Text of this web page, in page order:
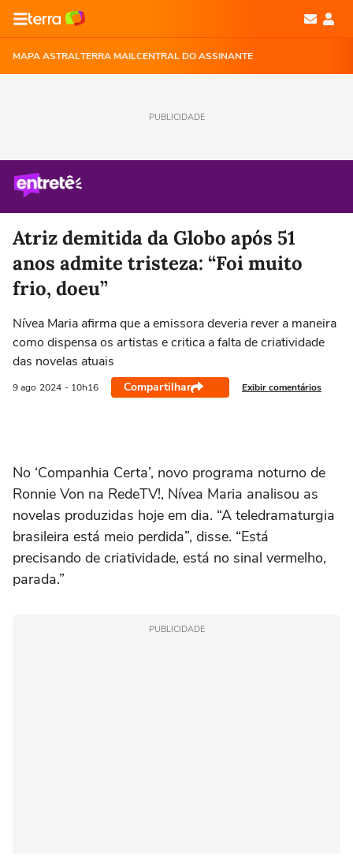
MAPA ASTRALTERRA MAILCENTRAL DO ASSINANTE
PUBLICIDADE
Atriz demitida da Globo após 51
anos admite tristeza: “Foi muito
frio, doeu”
Nívea Maria afirma que a emissora deveria rever a maneira
como dispensa os artistas e critica a falta de criatividade
das novelas atuais
9 ago 2024 - 10h16 Compartilhar Exibir comentários
No ‘Companhia Certa’, novo programa noturno de
Ronnie Von na RedeTV!, Nívea Maria analisou as
novelas produzidas hoje em dia. “A teledramaturgia
brasileira está meio perdida”, disse. “Está
precisando de criatividade, está no sinal vermelho,
parada.”
PUBLICIDADE